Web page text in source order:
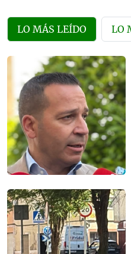
LO MÁS LEÍDO LO